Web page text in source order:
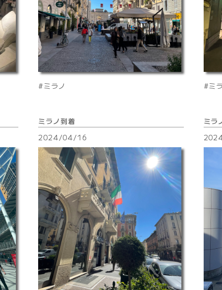
ミラノ ミ
ミラノ到着
2024/04/16
ミラ